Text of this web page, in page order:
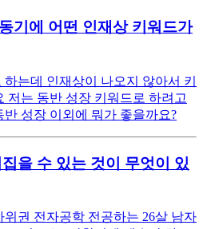
기에 어떤 인재상 키워드가
는데 인재상이 나오지 않아서 키
저는 동반 성장 키워드로 하려고
성장 이외에 뭐가 좋을까요?
을 수 있는 것이 무엇이 있
권 전자공학 전공하는 26살 남자